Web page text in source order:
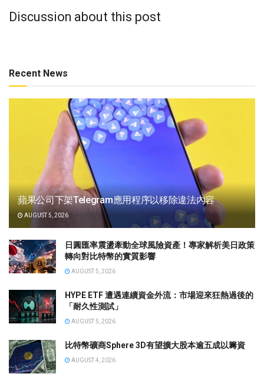
Discussion about this post
Recent News
蘋果公司下架Telegram應用程序以移除違法內容
AUGUST 5, 2026
日圓匯率震盪牽動全球風險資產！專家解析美日政策
轉向對比特幣的實質影響
AUGUST 5, 2026
HYPE ETF 遭遇連續資金外流：市場迎來狂熱過後的
「耐久性測試」
AUGUST 5, 2026
比特幣礦商Sphere 3D有望擴大股本逾五成以籌資
AUGUST 4, 2026